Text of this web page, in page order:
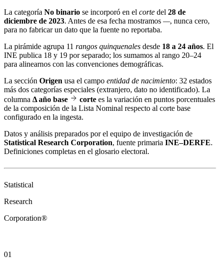
La categoría No binario se incorporó en el corte del 28 de
diciembre de 2023. Antes de esa fecha mostramos —, nunca cero,
para no fabricar un dato que la fuente no reportaba.
La pirámide agrupa 11 rangos quinquenales desde 18 a 24 años. El
INE publica 18 y 19 por separado; los sumamos al rango 20–24
para alinearnos con las convenciones demográficas.
La sección Origen usa el campo entidad de nacimiento: 32 estados
más dos categorías especiales (extranjero, dato no identificado). La
columna Δ año base corte es la variación en puntos porcentuales
de la composición de la Lista Nominal respecto al corte base
configurado en la ingesta.
Datos y análisis preparados por el equipo de investigación de
Statistical Research Corporation, fuente primaria INE–DERFE.
Definiciones completas en el glosario electoral.
Statistical
Research
Corporation®
01